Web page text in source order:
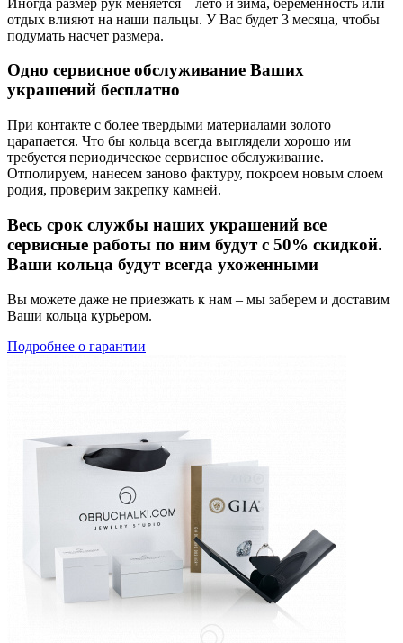
отдых влияют на наши пальцы. У Вас будет 3 месяца, чтобы
подумать насчет размера.
Одно сервисное обслуживание Ваших
украшений бесплатно
При контакте с более твердыми материалами золото
царапается. Что бы кольца всегда выглядели хорошо им
требуется периодическое сервисное обслуживание.
Отполируем, нанесем заново фактуру, покроем новым слоем
родия, проверим закрепку камней.
Весь срок службы наших украшений все
сервисные работы по ним будут с 50% скидкой.
Ваши кольца будут всегда ухоженными
Вы можете даже не приезжать к нам – мы заберем и доставим
Ваши кольца курьером.
Подробнее о гарантии